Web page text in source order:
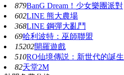
879BanG Dream！少女樂團派對
602LINE 熊大農場
368LINE 鋼彈大亂鬥
69哈利波特：巫師聯盟
15202開羅遊戲
510RO仙境傳説：新世代的誕生
82天堂2M